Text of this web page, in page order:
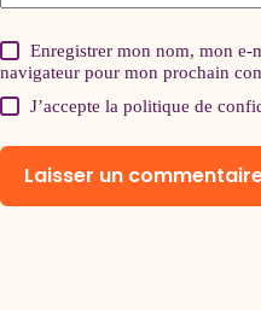
Enregistrer mon nom, mon e-
navigateur pour mon prochain
J’accepte lapolitique de
Laisser un